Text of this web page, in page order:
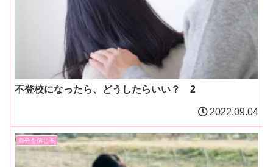
不登校になったら、どうしたらいい？ 2
2022.09.04
自分を信じる